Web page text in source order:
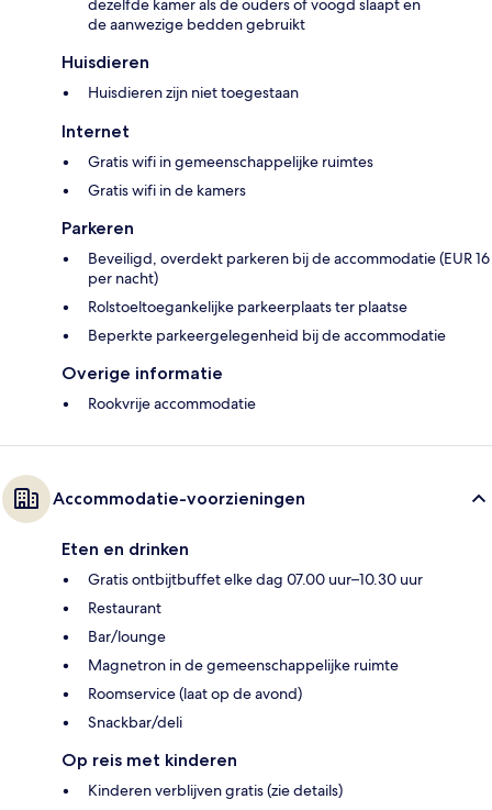
dezelfde kamer als de ouders of voogd slaapt en
de aanwezige bedden gebruikt
Huisdieren
Huisdieren zijn niet toegestaan
Internet
Gratis wifi in gemeenschappelijke ruimtes
Gratis wifi in de kamers
Parkeren
Beveiligd, overdekt parkeren bij de accommodatie (EUR 16
per nacht)
Rolstoeltoegankelijke parkeerplaats ter plaatse
Beperkte parkeergelegenheid bij de accommodatie
Overige informatie
Rookvrije accommodatie
Accommodatie-voorzieningen
Eten en drinken
Gratis ontbijtbuffet elke dag 07.00 uur–10.30 uur
Restaurant
Bar/lounge
Magnetron in de gemeenschappelijke ruimte
Roomservice (laat op de avond)
Snackbar/deli
Op reis met kinderen
Kinderen verblijven gratis (zie details)